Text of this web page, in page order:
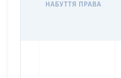
НАБУТТЯ ПРАВА